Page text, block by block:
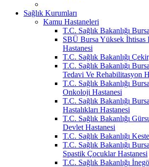
Sağlık Kurumları
Kamu Hastaneleri
T.C. Sağlık Bakanlığı
SBÜ Bursa Yüksek İhtisas
Hastanesi
T.C. Sağlık Bakanlığı
T.C. Sağlık Bakanlığı
Tedavi Ve Rehabilitasyon
T.C. Sağlık Bakanlığı
Onkoloji Hastanesi
T.C. Sağlık Bakanlığı
Hastalıkları Hastanesi
T.C. Sağlık Bakanlığı
Devlet Hastanesi
T.C. Sağlık Bakanlığı
T.C. Sağlık Bakanlığı
Spastik Çocuklar Hastanesi
T.C. Sağlık Bakanlığı